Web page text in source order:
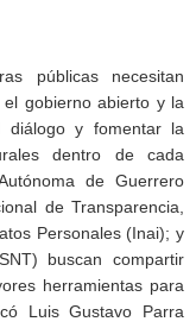
públicas necesitan
gobierno abierto y la
diálogo y fomentar la
dentro de cada
de Guerrero
de Transparencia,
Personales (Inai); y
buscan compartir
herramientas para
Luis Gustavo Parra